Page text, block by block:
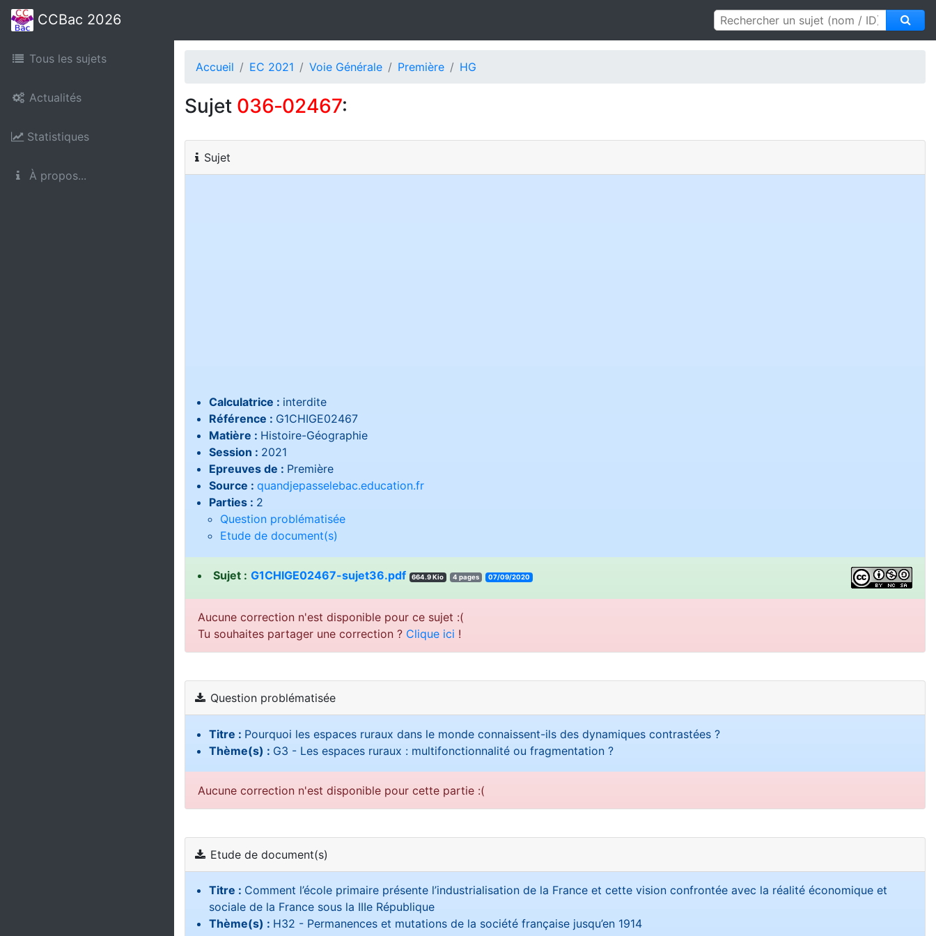
CCBac 2026
Tous les sujets
Actualités
Statistiques
À propos...
Accueil EC 2021 Voie Générale Première HG
Sujet 036‑02467:
Sujet
Calculatrice : interdite
Référence : G1CHIGE02467
Matière : Histoire-Géographie
Session : 2021
Epreuves de : Première
Source : quandjepasselebac.education.fr
Parties : 2
Question problématisée
Etude de document(s)
Sujet : G1CHIGE02467-sujet36.pdf 664.9 Kio 4 pages 07/09/2020
Aucune correction n'est disponible pour ce sujet :(
Tu souhaites partager une correction ? Clique ici !
Question problématisée
Titre : Pourquoi les espaces ruraux dans le monde connaissent-ils des dynamiques contrastées ?
Thème(s) : G3 - Les espaces ruraux : multifonctionnalité ou fragmentation ?
Aucune correction n'est disponible pour cette partie :(
Etude de document(s)
Titre : Comment l’école primaire présente l’industrialisation de la France et cette vision confrontée avec la réalité économique et
sociale de la France sous la IIIe République
Thème(s) : H32 - Permanences et mutations de la société française jusqu’en 1914